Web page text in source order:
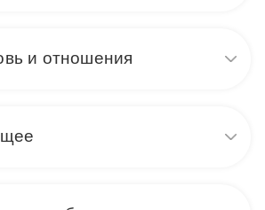
Мечей в общих раскладах
приносит нежность, новые
и отношения